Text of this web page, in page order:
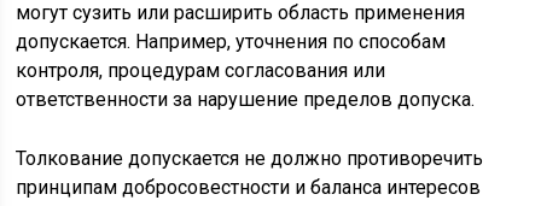
могут сузить или расширить область применения
допускается. Например, уточнения по способам
контроля, процедурам согласования или
ответственности за нарушение пределов допуска.
Толкование допускается не должно противоречить
принципам добросовестности и баланса интересов